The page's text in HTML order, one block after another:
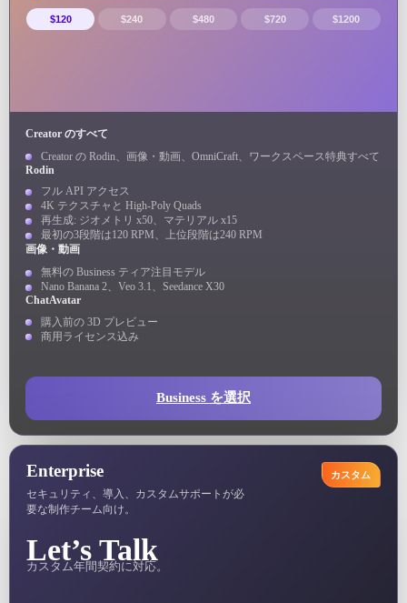
$120 $240 $480 $720 $1200
Creator のすべて
Creator の Rodin、画像・動画、OmniCraft、ワークスペース特典すべて
Rodin
フル API アクセス
4K テクスチャと High-Poly Quads
再生成: ジオメトリ x50、マテリアル x15
最初の3段階は120 RPM、上位段階は240 RPM
画像・動画
無料の Business ティア注目モデル
Nano Banana 2、Veo 3.1、Seedance X30
ChatAvatar
購入前の 3D プレビュー
商用ライセンス込み
Business を選択
Enterprise
セキュリティ、導入、カスタムサポートが必
要な制作チーム向け。
カスタム
Let’s Talk
カスタム年間契約に対応。